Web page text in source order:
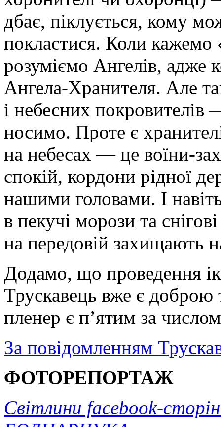
дбає, піклується, кому
покластися. Коли кажемо
розуміємо Ангелів, адже
Ангела-Хранителя. Але
і небесних покровителів
носимо. Проте є
на небесах — це воїни-
спокій, кордони рідної
нашими головами. І
в пекучі морози та
на передовій захищають
Додамо, що проведення
Трускавець вже є доброю
пленер є п’ятим за
За повідомленням
ФОТОРЕПОРТАЖ
Світлини facebook-